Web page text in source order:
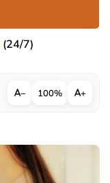
(24/7)
− 100% +